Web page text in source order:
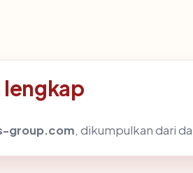
group.com, dikumpulkan dari